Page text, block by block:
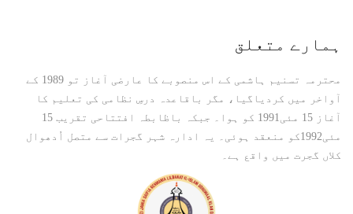
ہمارے متعلق
محترمہ تسنیم ہاشمی کے اس منصوبے کا عارضی آغاز تو 1989 کے
آواخر میں کردیاگیا، مگر باقاعدہ درسِ نظامی کی تعلیم کا
آغاز 15 مئی1991 کو ہوا۔ جبکہ باظابطہ افتتاحی تقریب 15
مئی1992کو منعقد ہوئی۔ یہ ادارہ شہر گجرات سے متصل اُدھوال
کلاں گجرت میں واقع ہے۔